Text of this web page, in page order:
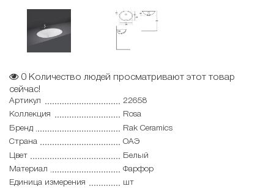
0 Количество людей просматривают этот товар
сейчас!
Артикул
22658
Коллекция
Rosa
Бренд
Rak Ceramics
Страна
ОАЭ
Цвет
Белый
Материал
Фарфор
Единица измерения
шт